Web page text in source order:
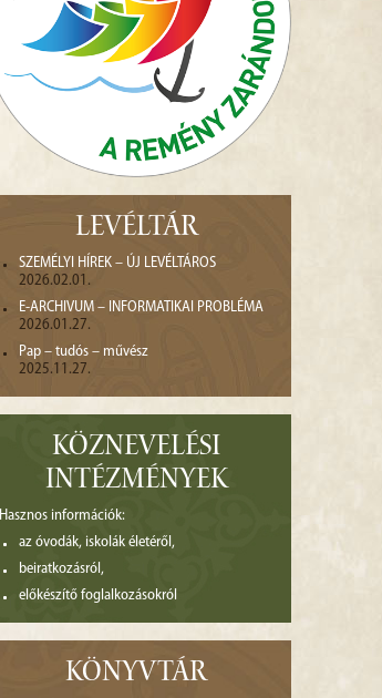
LEVÉLTÁR
SZEMÉLYI HÍREK – ÚJ LEVÉLTÁROS
2026.02.01.
E-ARCHIVUM – INFORMATIKAI PROBLÉMA
2026.01.27.
Pap – tudós – művész
2025.11.27.
KÖZNEVELÉSI
INTÉZMÉNYEK
Hasznos információk:
az óvodák, iskolák életéről,
beiratkozásról,
előkészítő foglalkozásokról
KÖNYVTÁR